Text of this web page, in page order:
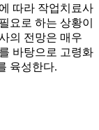
따라 작업치료사
요로 하는 상황이
의 전망은 매우
바탕으로 고령화
육성한다.